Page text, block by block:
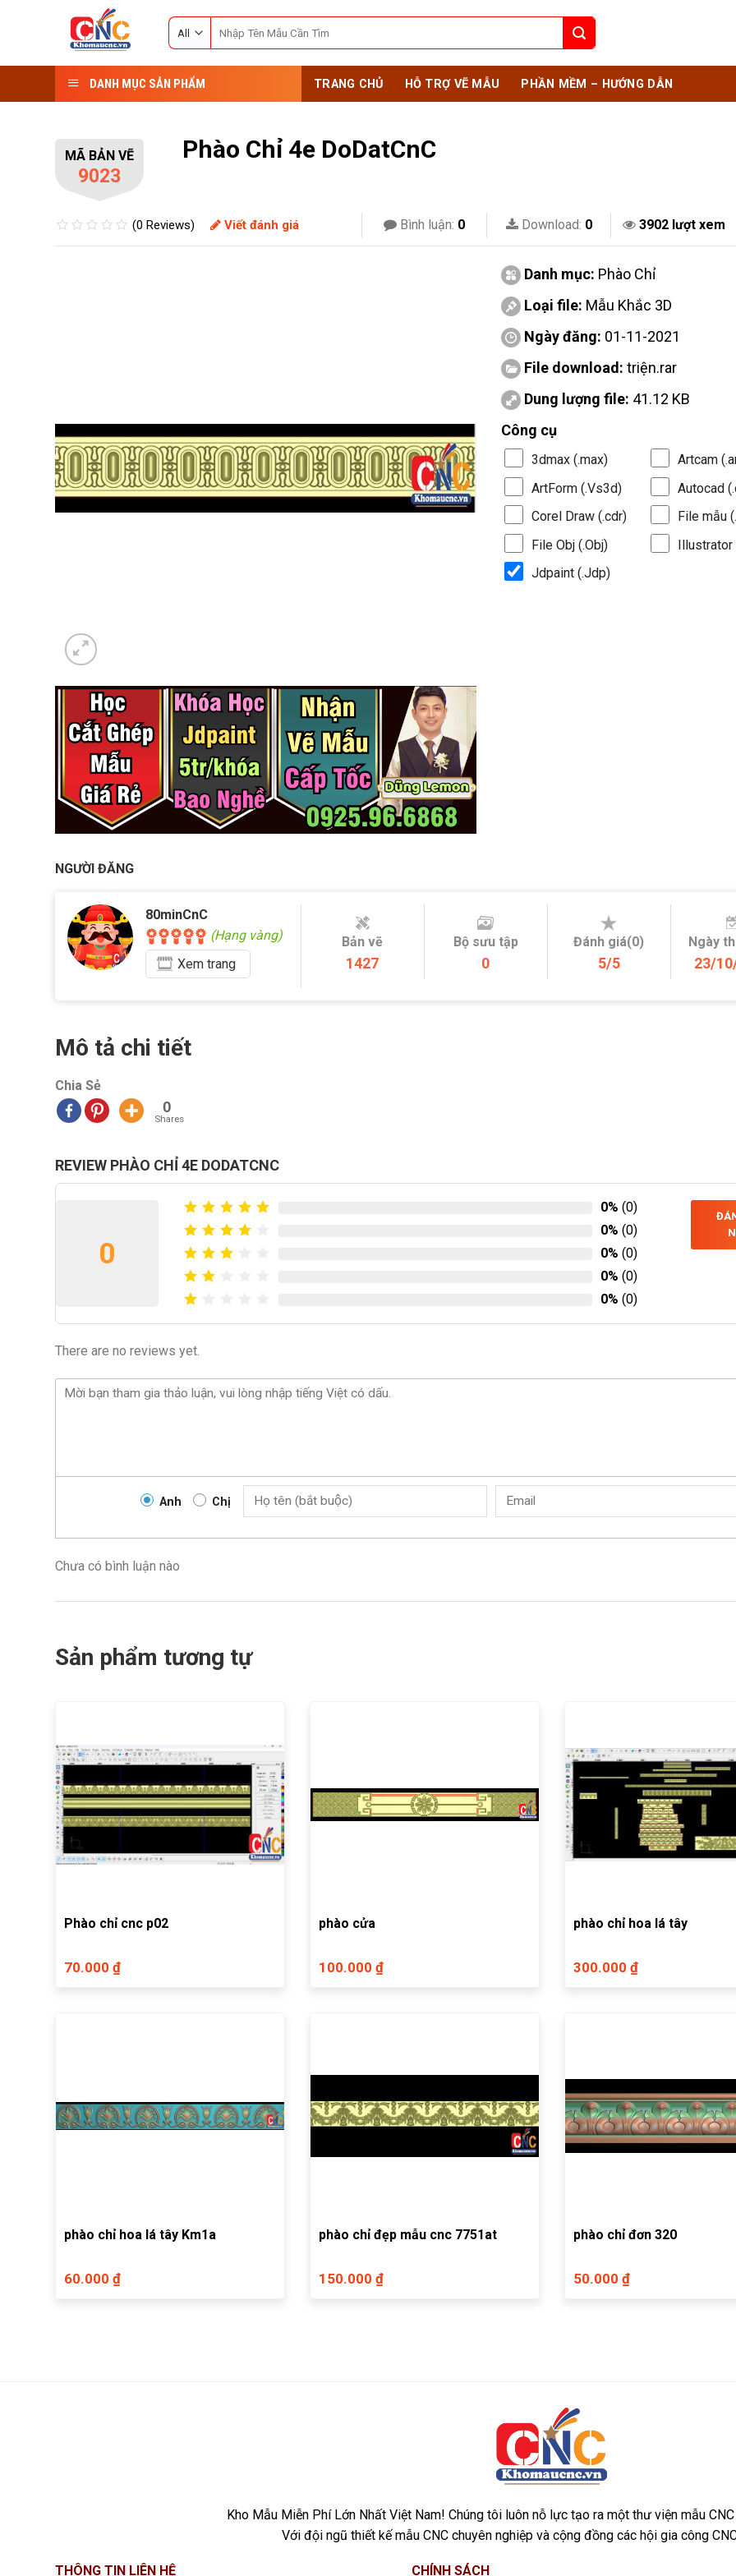
for:
DANH MỤC SẢN PHẨM TRANG CHỦ HỖ TRỢ VẼ MẪU PHẦN MỀM – HƯỚNG DẪN
MÃ BẢN VẼ
9023
Phào Chỉ 4e DoDatCnC
(0 Reviews) Viết đánh giá Bình luận: 0 Download: 0 3902 lượt xem
Danh mục: Phào Chỉ
Loại file: Mẫu Khắc 3D
Ngày đăng: 01-11-2021
File download: triện.rar
Dung lượng file: 41.12 KB
Công cụ
3dmax (.max)
Artcam
ArtForm (.Vs3d)
Autocad
Corel Draw (.cdr)
File mẫu
File Obj (.Obj)
Illustrator
Jdpaint (.Jdp)
NGƯỜI ĐĂNG
80minCnC
(Hạng vàng)
Xem trang
Bản vẽ
1427
Bộ sưu tập
0
Đánh giá(0)
5/5
Ngày
23/
Mô tả chi tiết
Chia Sẻ
0
Shares
REVIEW PHÀO CHỈ 4E DODATCNC
0
0% (0)
0% (0)
0% (0)
0% (0)
0% (0)
There are no reviews yet.
Anh Chị
Chưa có bình luận nào
Sản phẩm tương tự
Phào chỉ cnc p02
70.000 ₫
phào cửa
100.000 ₫
phào chỉ hoa lá tây
300.000 ₫
phào chỉ hoa lá tây Km1a
60.000 ₫
phào chỉ đẹp mẫu cnc 7751at
150.000 ₫
phào chỉ đơn 320
50.000 ₫
Kho Mẫu Miễn Phí Lớn Nhất Việt Nam! Chúng tôi luôn nỗ lực tạo ra một thư viện mẫu
Với đội ngũ thiết kế mẫu CNC chuyên nghiệp và cộng đồng các hội gia công
THÔNG TIN LIÊN HỆ CHÍNH SÁCH